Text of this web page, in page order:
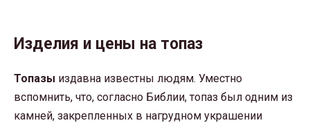
Изделия и цены на топаз
Топазы издавна известны людям. Уместно
вспомнить, что, согласно Библии, топаз был одним из
камней, закрепленных в нагрудном украшении